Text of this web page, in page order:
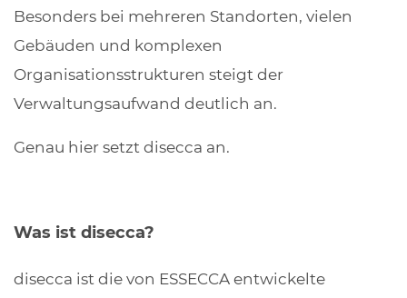
Besonders bei mehreren Standorten, vielen
Gebäuden und komplexen
Organisationsstrukturen steigt der
Verwaltungsaufwand deutlich an.
Genau hier setzt disecca an.
Was ist disecca?
disecca ist die von ESSECCA entwickelte